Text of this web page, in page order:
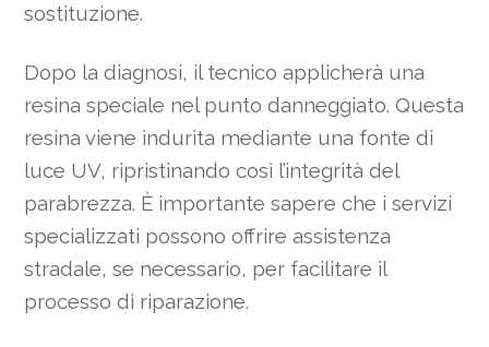
sostituzione.
Dopo la diagnosi, il tecnico applicherà una
resina speciale nel punto danneggiato. Questa
resina viene indurita mediante una fonte di
luce UV, ripristinando così l’integrità del
parabrezza. È importante sapere che i servizi
specializzati possono offrire assistenza
stradale, se necessario, per facilitare il
processo di riparazione.